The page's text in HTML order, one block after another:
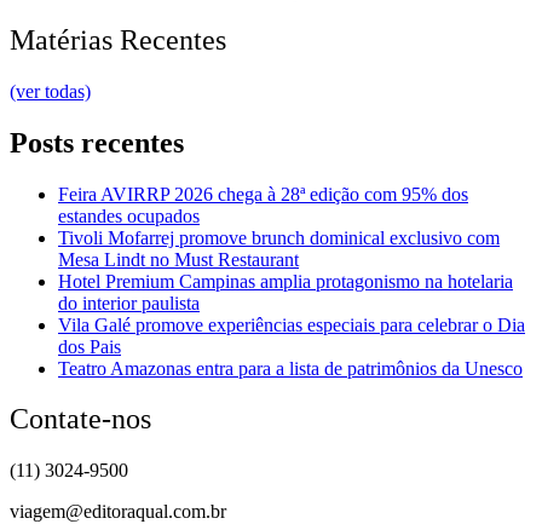
Matérias Recentes
(ver todas)
Posts recentes
Feira AVIRRP 2026 chega à 28ª edição com 95% dos
estandes ocupados
Tivoli Mofarrej promove brunch dominical exclusivo com
Mesa Lindt no Must Restaurant
Hotel Premium Campinas amplia protagonismo na hotelaria
do interior paulista
Vila Galé promove experiências especiais para celebrar o Dia
dos Pais
Teatro Amazonas entra para a lista de patrimônios da Unesco
Contate-nos
(11) 3024-9500
viagem@editoraqual.com.br